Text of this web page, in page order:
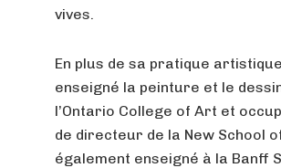
vives.
En plus de sa pratique
enseigné la peinture et le
l’Ontario College of Art et
de directeur de la New School
également enseigné à la Banff